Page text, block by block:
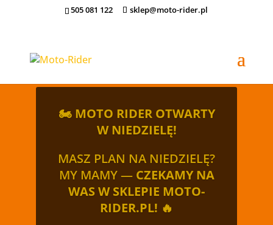
505 081 122 sklep@moto-rider.pl
🏍️ MOTO RIDER OTWARTY
W NIEDZIELĘ!
MASZ PLAN NA NIEDZIELĘ?
MY MAMY — CZEKAMY NA
WAS W SKLEPIE MOTO-
RIDER.PL! 🔥